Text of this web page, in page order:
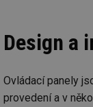
Design a
Ovládací panely
provedení a v